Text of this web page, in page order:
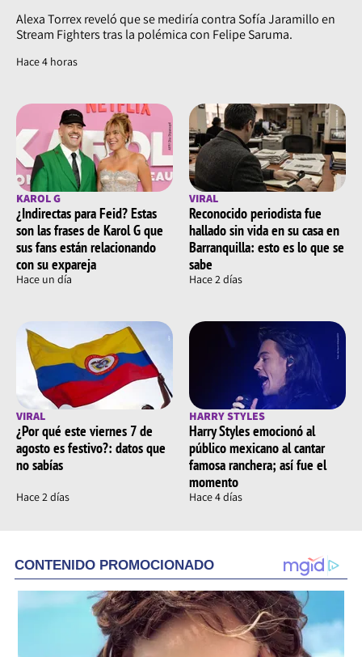
Alexa Torrex reveló que se mediría contra Sofía Jaramillo en
Stream Fighters tras la polémica con Felipe Saruma.
Hace 4 horas
KAROL G
¿Indirectas para Feid? Estas
son las frases de Karol G que
sus fans están relacionando
con su expareja
Hace un día
VIRAL
Reconocido periodista fue
hallado sin vida en su casa en
Barranquilla: esto es lo que se
sabe
Hace 2 días
VIRAL
¿Por qué este viernes 7 de
agosto es festivo?: datos que
no sabías
Hace 2 días
HARRY STYLES
Harry Styles emocionó al
público mexicano al cantar
famosa ranchera; así fue el
momento
Hace 4 días